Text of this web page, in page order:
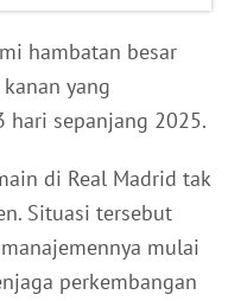
hambatan besar
yang
hari sepanjang 2025.
di Real Madrid tak
Situasi tersebut
mulai
perkembangan